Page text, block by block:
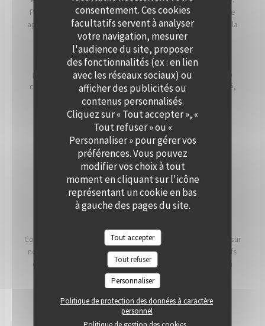
consentement. Ces cookies
facultatifs servent à analyser
votre navigation, mesurer
l'audience du site, proposer
des fonctionnalités (ex : en lien
avec les réseaux sociaux) ou
afficher des publicités ou
contenus personnalisés.
Cliquez sur « Tout accepter », «
Tout refuser » ou «
Personnaliser » pour gérer vos
préférences. Vous pouvez
modifier vos choix à tout
moment en cliquant sur l'icône
représentant un cookie en bas
à gauche des pages du site.
Tout accepter
Tout refuser
Personnaliser
Politique de protection des données à caractère
personnel
Profitez d’une vue panoramique sur la Seine et d’un cadre
apaisant, sublimé par les couchers de soleil qui illuminent la
terrasse en soirée.
Que ce soit pour un cocktail, un dîner ou une réception
professionnelle, notre équipe vous accompagne dans la
création d’un événement personnalisé, alliant convivialité,
élégance et saveurs de saison. Offrez à vos invités un
moment hors du temps, à deux pas de Paris.
PRIVATISER
NOS ENGAGEMENTS
Conscients que ce que nous mangeons a un impact direct sur
notre santé, notre planète et nos communautés, nos chefs
et nos équipes travaillent chaque jour pour essayer d'en
avoir le plus possible. impact positif possible.
LIRE